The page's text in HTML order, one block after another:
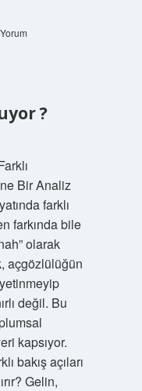
?
Bir Analiz
farklı
farkında bile
olarak
açgözlülüğün
değil. Bu
kapsıyor.
bakış açıları
Gelin,